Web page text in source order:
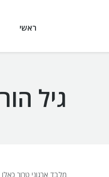
ראשי
גיל
מלבד ארגוני טרור